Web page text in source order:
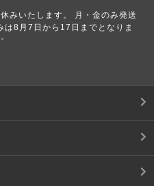
みいたします。 月・金のみ発送
8月7日から17日までとなりま